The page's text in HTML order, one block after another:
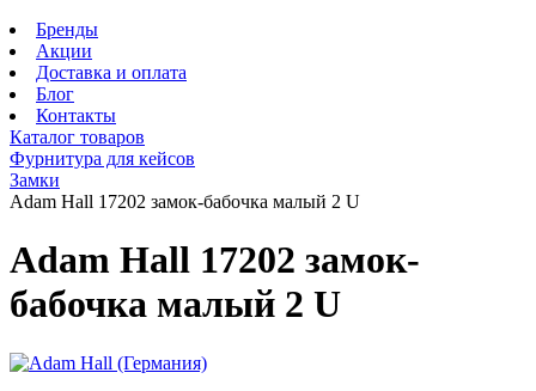
Бренды
Акции
Доставка и оплата
Блог
Контакты
Каталог товаров
Фурнитура для кейсов
Замки
Adam Hall 17202 замок-бабочка малый 2 U
Adam Hall 17202 замок-
бабочка малый 2 U